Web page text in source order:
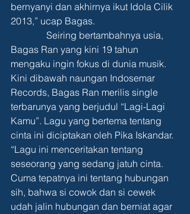
bernyanyi dan akhirnya ikut Idola Cilik
2013,” ucap Bagas.
Bagas Ran yang kini 19 tahun
mengaku ingin fokus di dunia musik.
Kini dibawah naungan Indosemar
Records, Bagas Ran merilis single
terbarunya yang berjudul “Lagi-Lagi
Kamu”. Lagu yang bertema tentang
cinta ini diciptakan oleh Pika Iskandar.
“Lagu ini menceritakan tentang
seseorang yang sedang jatuh cinta.
Cuma tepatnya ini tentang hubungan
sih, bahwa si cowok dan si cewek
udah jalin hubungan dan berniat agar